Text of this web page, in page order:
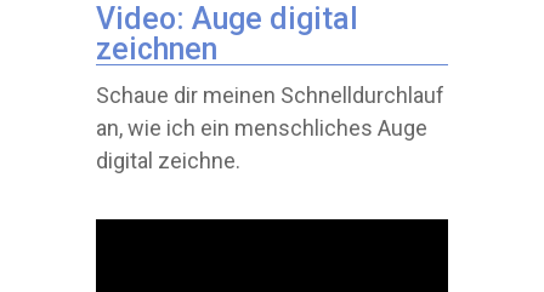
Video: Auge digital
zeichnen
Schaue dir meinen Schnelldurchlauf
an, wie ich ein menschliches Auge
digital zeichne.